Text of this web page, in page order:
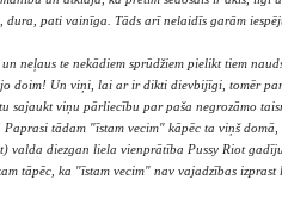
pati vainīga. Tāds arī nelaidīs garām
neļaus te nekādiem sprūdžiem pielikt tiem
doim! Un viņi, lai ar ir dikti dievbijīgi, tomēr
sajaukt viņu pārliecību par paša negrozāmo
tādam "īstam vecim" kāpēc ta viņš
valda diezgan liela vienprātība Pussy Riot
tāpēc, ka "īstam vecim" nav vajadzības izprast